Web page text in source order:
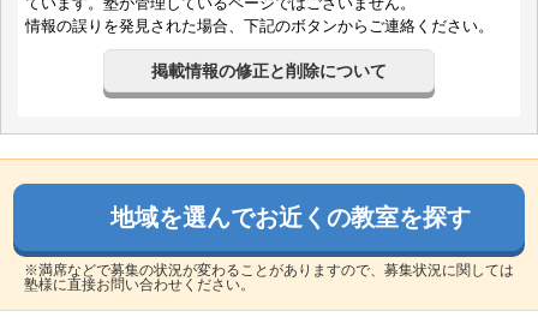
情報の誤りを発見された場合、下記のボタンからご連絡ください。
掲載情報の修正と削除について
地域を選んでお近くの教室を探す
※満席などで募集の状況が変わることがありますので、募集状況に関しては
塾様に直接お問い合わせください。